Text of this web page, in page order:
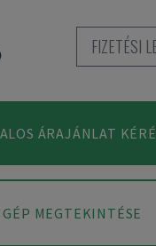
FIZETÉSI
ÁRAJÁNLAT
GÉP MEGTEKINTÉSE